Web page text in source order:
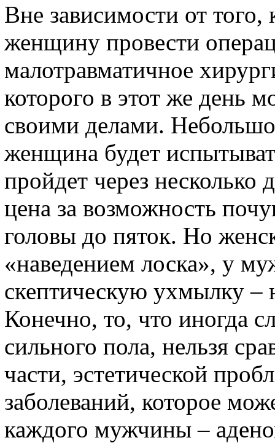
Вне зависимости от того,
женщину провести
малотравматичное
которого в этот же день
своими делами.
женщина будет
пройдет через несколько
цена за возможность
головы до пяток. Но
«наведением лоска», у
скептическую ухмылку –
Конечно, то, что иногда
сильного пола, нельзя
части, эстетической
заболеваний, которое
каждого мужчины –